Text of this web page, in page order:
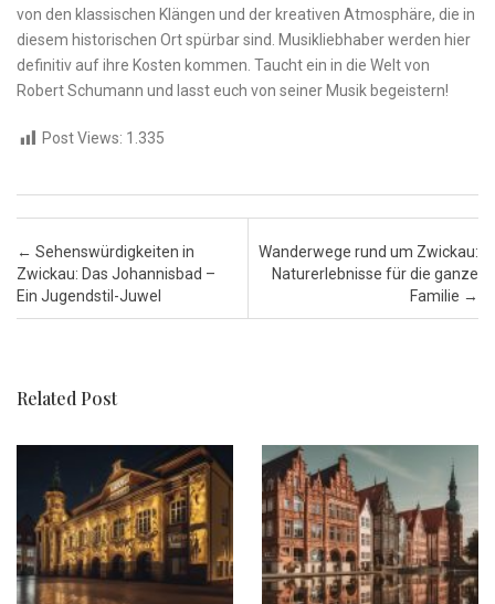
von den klassischen Klängen und der kreativen Atmosphäre, die‌ in​
diesem historischen ​Ort ⁤spürbar sind. Musikliebhaber werden hier‍
definitiv auf​ ihre Kosten kommen. Taucht ein in die Welt von
Robert Schumann und lasst euch ‍von ⁣seiner​ Musik begeistern!
Post Views: 1.335
Post navigation
← Sehenswürdigkeiten in
Zwickau: Das Johannisbad –
Ein Jugendstil-Juwel
Wanderwege rund um Zwickau:
Naturerlebnisse für die ganze
Familie →
Related Post